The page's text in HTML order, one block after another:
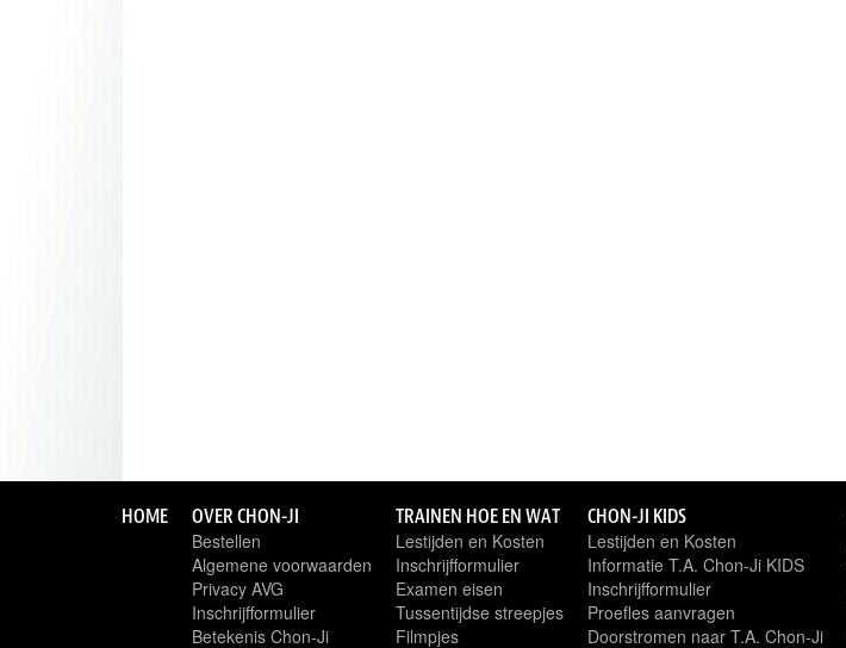
HOME OVER CHON-JI
Bestellen
Algemene voorwaarden
Privacy AVG
Inschrijfformulier
Betekenis Chon-Ji
TRAINEN HOE EN WAT
Lestijden en Kosten
Inschrijfformulier
Examen eisen
Tussentijdse streepjes
Filmpjes
CHON-JI KIDS
Lestijden en Kosten
Informatie T.A. Chon-Ji KIDS
Inschrijfformulier
Proefles aanvragen
Doorstromen naar T.A. Chon-Ji